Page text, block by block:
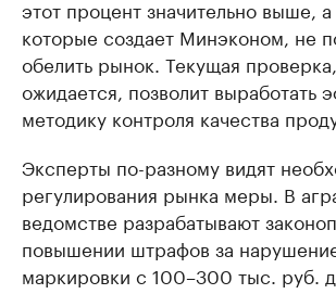
этот процент значительно выше, а
которые создает Минэконом, не
обелить рынок. Текущая
ожидается, позволит выработать
методику контроля качества
Эксперты по-разному видят
регулирования рынка меры. В
ведомстве разрабатывают
повышении штрафов за
маркировки с 100–300 тыс. руб.